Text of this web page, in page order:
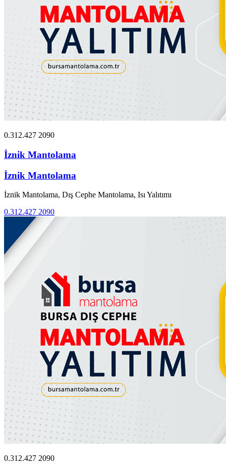
0.312.427 2090
İznik Mantolama
İznik Mantolama
İznik Mantolama, Dış Cephe Mantolama, Isı Yalıtımı
0.312.427 2090
0.312.427 2090